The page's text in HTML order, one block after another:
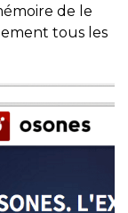
de le
tous les